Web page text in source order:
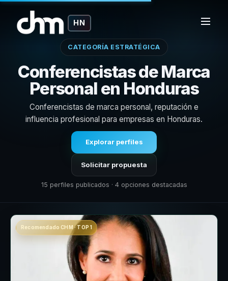
HN
CATEGORÍA ESTRATÉGICA
Conferencistas de Marca
Personal en Honduras
Conferencistas de marca personal, reputación e
influencia profesional para empresas en Honduras.
Explorar perfiles
Solicitar propuesta
15 perfiles publicados · 4 opciones destacadas
Recomendado CHM · TOP 1